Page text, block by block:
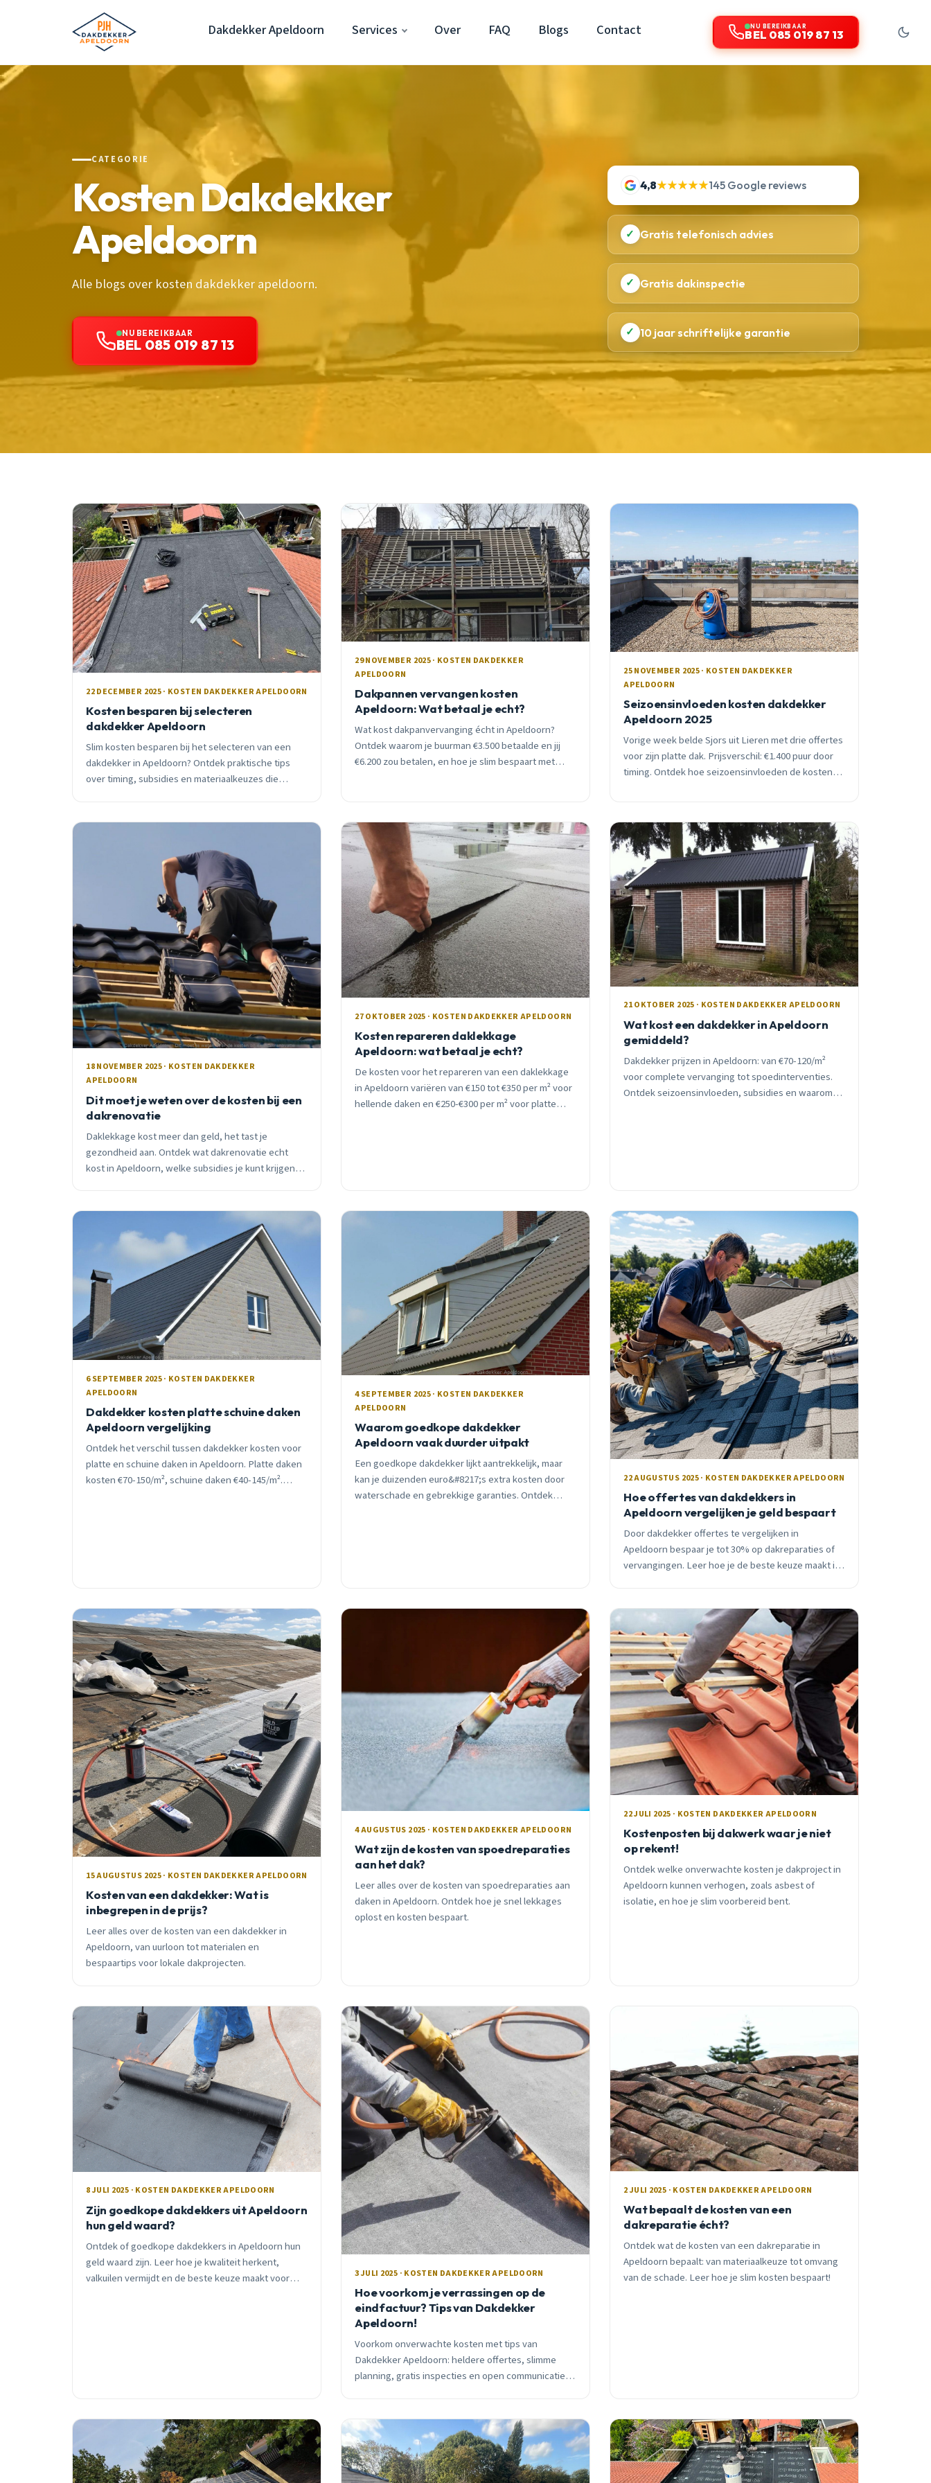
Dakdekker Apeldoorn Services Over FAQ Blogs Contact NU BEREIKBAAR
BEL 085 019 87 13
CATEGORIE
Kosten Dakdekker
Apeldoorn
Alle blogs over kosten dakdekker apeldoorn.
NU BEREIKBAAR
BEL 085 019 87 13
4,8★★★★★145 Google reviews
✓ Gratis telefonisch advies
✓ Gratis dakinspectie
✓ 10 jaar schriftelijke garantie
22 DECEMBER 2025 · KOSTEN DAKDEKKER APELDOORN
Kosten besparen bij selecteren
dakdekker Apeldoorn
Slim kosten besparen bij het selecteren van een
dakdekker in Apeldoorn? Ontdek praktische tips
over timing, subsidies en materiaalkeuzes die
29 NOVEMBER 2025 · KOSTEN DAKDEKKER
APELDOORN
Dakpannen vervangen kosten
Apeldoorn: Wat betaal je echt?
Wat kost dakpanvervanging écht in Apeldoorn?
Ontdek waarom je buurman €3.500 betaalde en jij
€6.200 zou betalen, en hoe je slim bespaart met
25 NOVEMBER 2025 · KOSTEN DAKDEKKER
APELDOORN
Seizoensinvloeden kosten dakdekker
Apeldoorn 2025
Vorige week belde Sjors uit Lieren met drie offertes
voor zijn platte dak. Prijsverschil: €1.400 puur door
timing. Ontdek hoe seizoensinvloeden de kosten
18 NOVEMBER 2025 · KOSTEN DAKDEKKER
APELDOORN
Dit moet je weten over de kosten bij een
dakrenovatie
Daklekkage kost meer dan geld, het tast je
gezondheid aan. Ontdek wat dakrenovatie echt
kost in Apeldoorn, welke subsidies je kunt krijgen,
27 OKTOBER 2025 · KOSTEN DAKDEKKER APELDOORN
Kosten repareren daklekkage
Apeldoorn: wat betaal je echt?
De kosten voor het repareren van een daklekkage
in Apeldoorn variëren van €150 tot €350 per m² voor
hellende daken en €250-€300 per m² voor platte
21 OKTOBER 2025 · KOSTEN DAKDEKKER APELDOORN
Wat kost een dakdekker in Apeldoorn
gemiddeld?
Dakdekker prijzen in Apeldoorn: van €70-120/m²
voor complete vervanging tot spoedinterventies.
Ontdek seizoensinvloeden, subsidies en waarom
6 SEPTEMBER 2025 · KOSTEN DAKDEKKER
APELDOORN
Dakdekker kosten platte schuine daken
Apeldoorn vergelijking
Ontdek het verschil tussen dakdekker kosten voor
platte en schuine daken in Apeldoorn. Platte daken
kosten €70-150/m², schuine daken €40-145/m².
4 SEPTEMBER 2025 · KOSTEN DAKDEKKER
APELDOORN
Waarom goedkope dakdekker
Apeldoorn vaak duurder uitpakt
Een goedkope dakdekker lijkt aantrekkelijk, maar
kan je duizenden euro&#8217;s extra kosten door
waterschade en gebrekkige garanties. Ontdek
22 AUGUSTUS 2025 · KOSTEN DAKDEKKER APELDOORN
Hoe offertes van dakdekkers in
Apeldoorn vergelijken je geld bespaart
Door dakdekker offertes te vergelijken in
Apeldoorn bespaar je tot 30% op dakreparaties of
vervangingen. Leer hoe je de beste keuze maakt in
15 AUGUSTUS 2025 · KOSTEN DAKDEKKER APELDOORN
Kosten van een dakdekker: Wat is
inbegrepen in de prijs?
Leer alles over de kosten van een dakdekker in
Apeldoorn, van uurloon tot materialen en
bespaartips voor lokale dakprojecten.
4 AUGUSTUS 2025 · KOSTEN DAKDEKKER APELDOORN
Wat zijn de kosten van spoedreparaties
aan het dak?
Leer alles over de kosten van spoedreparaties aan
daken in Apeldoorn. Ontdek hoe je snel lekkages
oplost en kosten bespaart.
22 JULI 2025 · KOSTEN DAKDEKKER APELDOORN
Kostenposten bij dakwerk waar je niet
op rekent!
Ontdek welke onverwachte kosten je dakproject in
Apeldoorn kunnen verhogen, zoals asbest of
isolatie, en hoe je slim voorbereid bent.
8 JULI 2025 · KOSTEN DAKDEKKER APELDOORN
Zijn goedkope dakdekkers uit Apeldoorn
hun geld waard?
Ontdek of goedkope dakdekkers in Apeldoorn hun
geld waard zijn. Leer hoe je kwaliteit herkent,
valkuilen vermijdt en de beste keuze maakt voor
3 JULI 2025 · KOSTEN DAKDEKKER APELDOORN
Hoe voorkom je verrassingen op de
eindfactuur? Tips van Dakdekker
Apeldoorn!
Voorkom onverwachte kosten met tips van
Dakdekker Apeldoorn: heldere offertes, slimme
planning, gratis inspecties en open communicatie
2 JULI 2025 · KOSTEN DAKDEKKER APELDOORN
Wat bepaalt de kosten van een
dakreparatie écht?
Ontdek wat de kosten van een dakreparatie in
Apeldoorn bepaalt: van materiaalkeuze tot omvang
van de schade. Leer hoe je slim kosten bespaart!